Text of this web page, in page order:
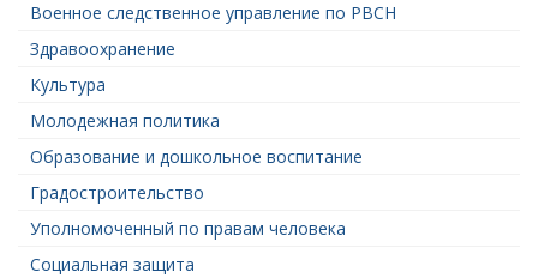
Военное следственное управление по РВСН
Здравоохранение
Культура
Молодежная политика
Образование и дошкольное воспитание
Градостроительство
Уполномоченный по правам человека
Социальная защита